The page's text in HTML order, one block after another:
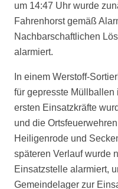
um 14:47 Uhr wurde
Fahrenhorst gemäß
Nachbarschaftlichen
alarmiert.
In einem Werstoff-
für gepresste Müllballen
ersten Einsatzkräfte
und die
Heiligenrode und
späteren Verlauf wurde
Einsatzstelle alarmiert,
Gemeindelager zur